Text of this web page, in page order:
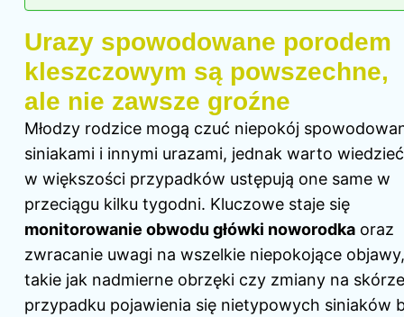
Urazy spowodowane porodem
kleszczowym są powszechne,
ale nie zawsze groźne
Młodzy rodzice mogą czuć niepokój
siniakami i innymi urazami, jednak warto
w większości przypadków ustępują one same w
przeciągu kilku tygodni. Kluczowe staje się
monitorowanie obwodu główki noworodka oraz
zwracanie uwagi na wszelkie niepokojące objawy,
takie jak nadmierne obrzęki czy zmiany na
przypadku pojawienia się nietypowych siniaków